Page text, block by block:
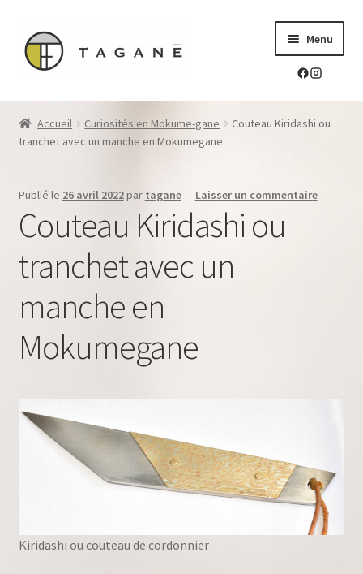
Aller
Aller
au
contenu
Menu
Le sur-mesure en mokume-gane
Mes réalisations
enfant
Blog Tagane
le
Boutique
Contact
Accueil Curiosités en Mokume-gane
Couteau Kiridashi ou
tranchet avec un manche en Mokumegane
Publié le 26 avril 2022 par tagane— Laisser un commentaire
Couteau Kiridashi ou
tranchet avec un
manche en
Mokumegane
Kiridashi ou couteau de cordonnier